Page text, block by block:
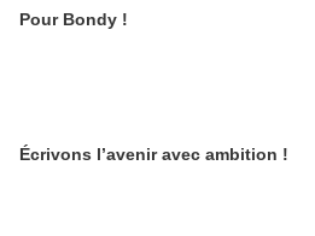
Pour Bondy !
Écrivons l’avenir avec ambition !